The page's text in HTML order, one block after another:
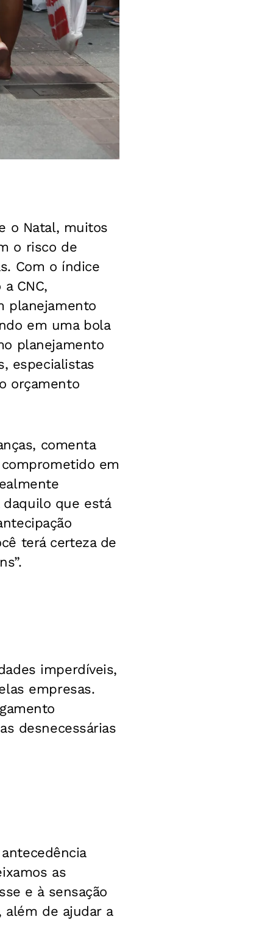
o Natal, muitos
o risco de
Com o índice
CNC,
planejamento
em uma bola
planejamento
especialistas
orçamento
comenta
em
daquilo que está
terá certeza de
imperdíveis,
empresas.
desnecessárias
as
e à sensação
além de ajudar a